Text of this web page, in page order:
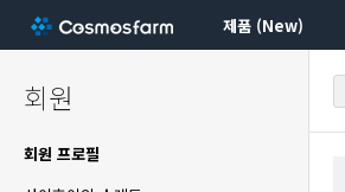
제품 (New)
회원
회원 프로필